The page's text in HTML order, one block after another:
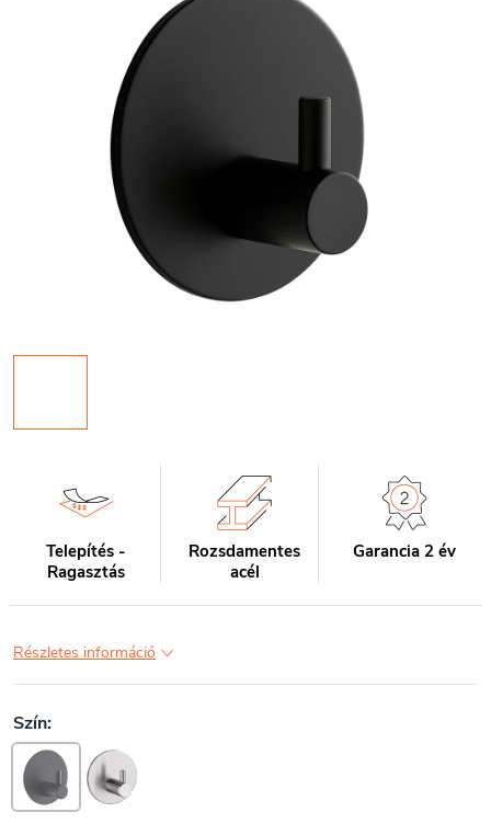
Telepítés -
Ragasztás
Rozsdamentes
acél
Garancia 2 év
Részletes információ